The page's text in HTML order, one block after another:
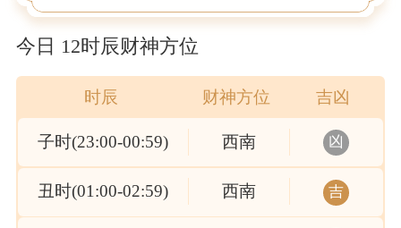
今日 12时辰财神方位
时辰 财神方位 吉凶
子时(23:00-00:59) 西南 凶
丑时(01:00-02:59) 西南 吉